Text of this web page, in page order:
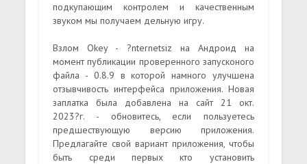
подкупающим контролем и качественным
звуком мы получаем дельную игру.
Взлом Okey - ?nternetsiz на Андроид на
момент публикации проверенного запусконого
файла - 0.8.9 в которой намного улучшена
отзывчивость интерфейса приложения. Новая
заплатка была добавлена на сайт 21 окт.
2023?г. - обновитесь, если пользуетесь
предшествующую версию приложения.
Предлагайте свой вариант приложения, чтобы
быть среди первых кто установить